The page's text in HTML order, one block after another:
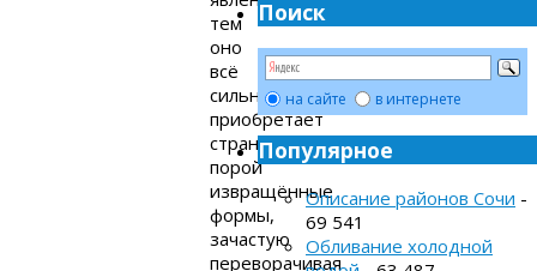
тем
оно
всё
сильнее
приобретает
странные,
порой
извращённые
формы,
зачастую
переворачивая
Поиск
на сайте в интернете
Популярное
Описание районов Сочи -
69 541
Обливание холодной